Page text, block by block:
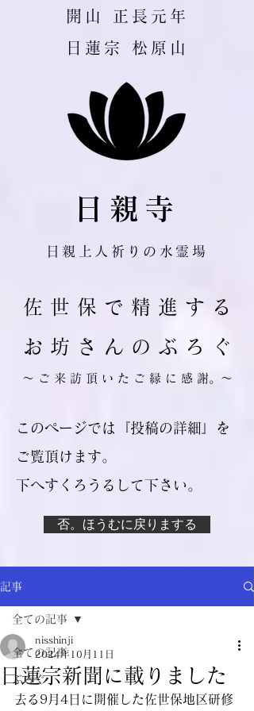
​開山 正長元年
日蓮宗 松原山
日親寺
日親上人祈りの水霊場
佐 世 保 で 精 進 す る
お 坊 さ ん の ぶ ろ ぐ
​～ ご 来 訪 頂 い た ご 縁 に 感 謝。～
このページでは『投稿の詳細』を
ご覧頂けます。
​下へすくろうるして下さい。
否。ほうむに戻りまする
記事
全ての記事
ぶろぐ
全ての記事
日蓮宗新聞に載りました
nisshinji
2024年10月11日
去る9月4日に開催した佐世保地区研修